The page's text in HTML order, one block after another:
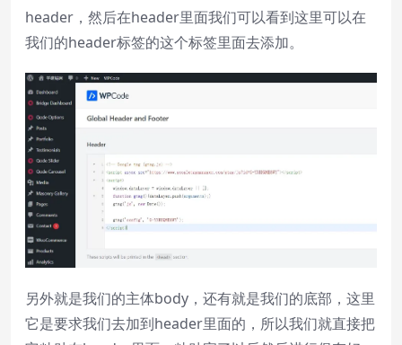
header，然后在header里面我们可以看到这里可以在
我们的header标签的这个标签里面去添加。
另外就是我们的主体body，还有就是我们的底部，这里
它是要求我们去加到header里面的，所以我们就直接把